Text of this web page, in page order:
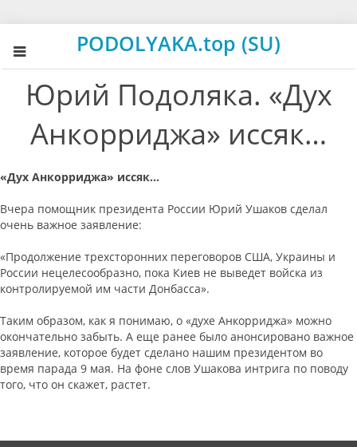
PODOLYAKA.top (SU)
Юрий Подоляка. «Дух
Анкорриджа» иссяк…
«Дух Анкорриджа» иссяк…
Вчера помощник президента России Юрий Ушаков сделал
очень важное заявление:
«Продолжение трехсторонних переговоров США, Украины и
России нецелесообразно, пока Киев не выведет войска из
контролируемой им части Донбасса».
Таким образом, как я понимаю, о «духе Анкорриджа» можно
окончательно забыть. А еще ранее было анонсировано важное
заявление, которое будет сделано нашим президентом во
время парада 9 мая. На фоне слов Ушакова интрига по поводу
того, что он скажет, растет.